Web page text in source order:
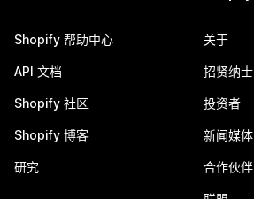
Shopify 帮助中心
API 文档
Shopify 社区
Shopify 博客
研究
关于
招贤纳士
投资者
新闻媒体
合作伙伴